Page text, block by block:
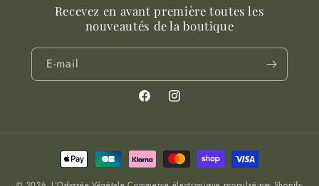
Recevez en avant première toutes les
nouveautés de la boutique
E-mail
FacebookInstagram
Moyens
de